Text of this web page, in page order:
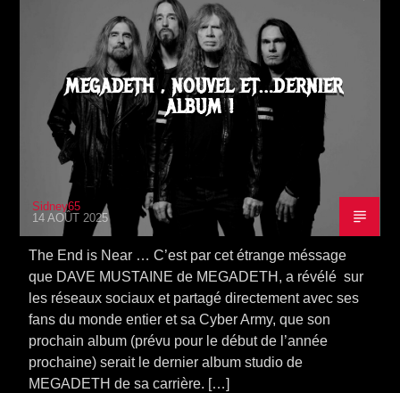
MEGADETH , NOUVEL ET…DERNIER
ALBUM !
Sidney65
14 AOÛT 2025
The End is Near … C’est par cet étrange méssage
que DAVE MUSTAINE de MEGADETH, a révélé sur
les réseaux sociaux et partagé directement avec ses
fans du monde entier et sa Cyber Army, que son
prochain album (prévu pour le début de l’année
prochaine) serait le dernier album studio de
MEGADETH de sa carrière. […]